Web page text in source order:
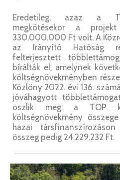
Eredetileg, azaz a
megkötésekor a
330.000.000 Ft volt. A
az Irányító Hatóság
felterjesztett
bírálták el, amelynek
költségnövekményben
Közlöny 2022. évi 136.
jóváhagyott
oszlik meg: a TOP
költségnövekmény
hazai
összeg pedig 24.229.232 Ft.